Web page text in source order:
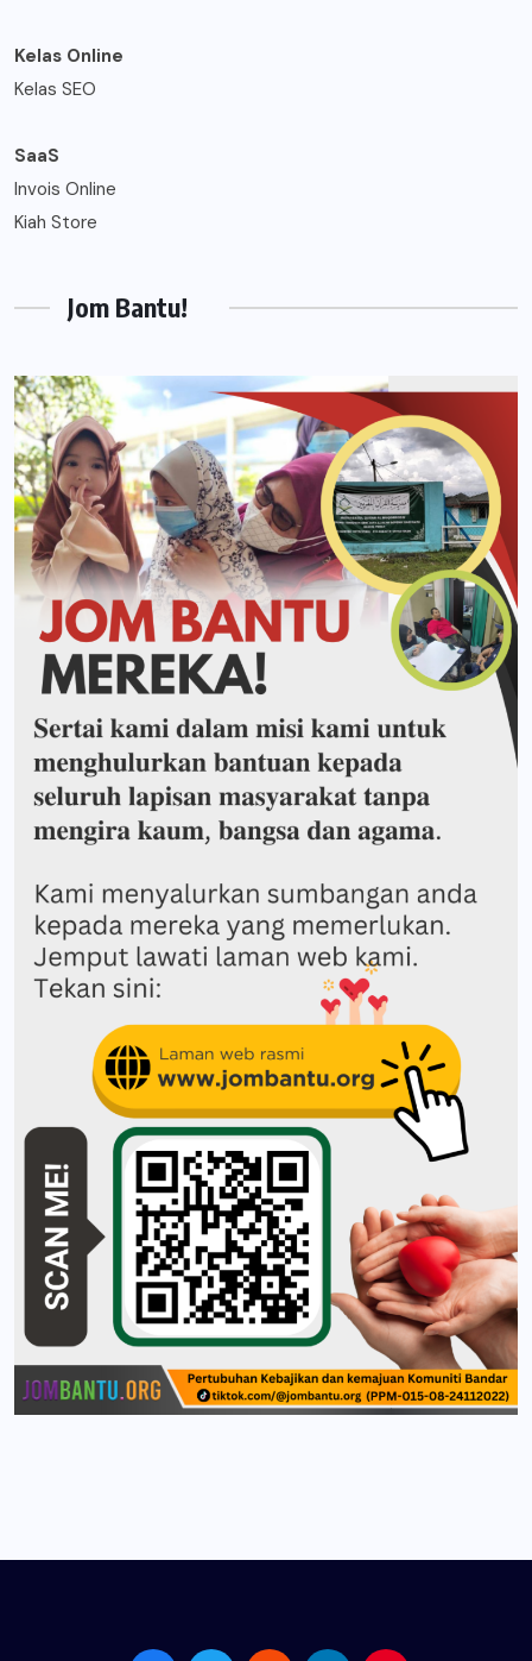
Kelas Online
Kelas SEO
SaaS
Invois Online
Kiah Store
Jom Bantu!